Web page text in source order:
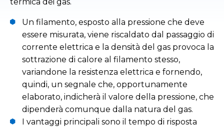
Un filamento, esposto alla pressione che deve
essere misurata, viene riscaldato dal passaggio di
corrente elettrica e la densità del gas provoca la
sottrazione di calore al filamento stesso,
variandone la resistenza elettrica e fornendo,
quindi, un segnale che, opportunamente
elaborato, indicherà il valore della pressione, che
dipenderà comunque dalla natura del gas.
I vantaggi principali sono il tempo di risposta